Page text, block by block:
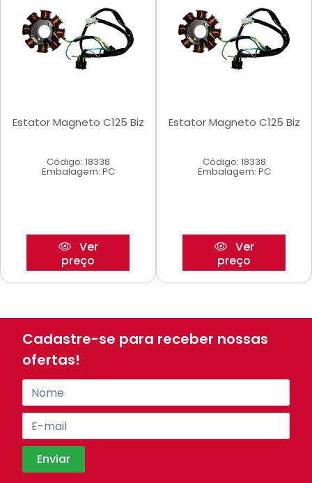
Estator Magneto C125 Biz
Código: 18338
Embalagem: PC
Ver
preço
Estator Magneto C125 Biz
Código: 18338
Embalagem: PC
Ver
preço
Cadastre-se para receber nossas
ofertas!